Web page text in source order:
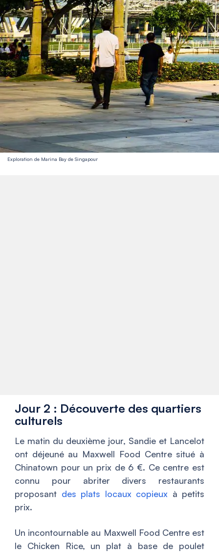
Exploration de Marina Bay de Singapour
Jour 2 : Découverte des quartiers
culturels
Le matin du deuxième jour, Sandie et Lancelot
ont déjeuné au Maxwell Food Centre situé à
Chinatown pour un prix de 6 €. Ce centre est
connu pour abriter divers restaurants
proposant des plats locaux copieux à petits
prix.
Un incontournable au Maxwell Food Centre est
le Chicken Rice, un plat à base de poulet